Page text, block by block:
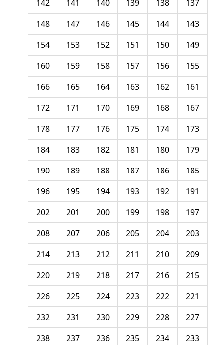
137
138
139
140
141
142
143
144
145
146
147
148
149
150
151
152
153
154
155
156
157
158
159
160
161
162
163
164
165
166
167
168
169
170
171
172
173
174
175
176
177
178
179
180
181
182
183
184
185
186
187
188
189
190
191
192
193
194
195
196
197
198
199
200
201
202
203
204
205
206
207
208
209
210
211
212
213
214
215
216
217
218
219
220
221
222
223
224
225
226
227
228
229
230
231
232
233
234
235
236
237
238